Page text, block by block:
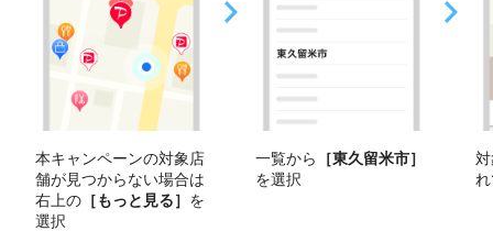
本キャンペーンの対象店
舗が見つからない場合は
右上の ［もっと見る］ を
選択
一覧から
［東久留米市］
を選択